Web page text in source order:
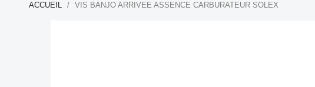
ACCUEIL VIS BANJO ARRIVEE ASSENCE CARBURATEUR SOLEX